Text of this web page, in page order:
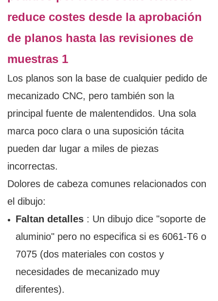
Los planos son la base de cualquier pedido de
mecanizado CNC, pero también son la
principal fuente de malentendidos. Una sola
marca poco clara o una suposición tácita
pueden dar lugar a miles de piezas
incorrectas.
Dolores de cabeza comunes relacionados con
el dibujo:
Faltan detalles: Un dibujo dice "soporte de
aluminio" pero no especifica si es 6061-T6 o
7075 (dos materiales con costos y
necesidades de mecanizado muy
diferentes).